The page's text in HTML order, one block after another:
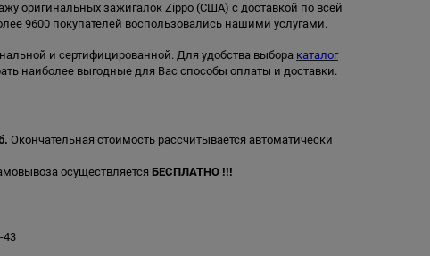
оригинальных зажигалок Zippo (США) с доставкой по всей
9600 покупателей воспользовались нашими услугами.
и сертифицированной. Для удобства выбора каталог
наиболее выгодные для Вас способы оплаты и доставки.
Окончательная стоимость рассчитывается автоматически
осуществляется БЕСПЛАТНО !!!
43